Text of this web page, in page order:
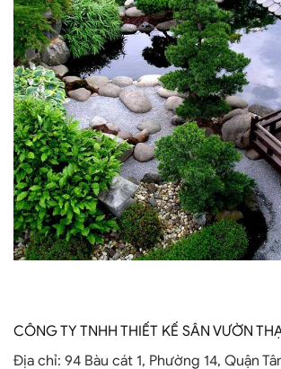
CÔNG TY TNHH THIẾT KẾ SÂN VƯỜN
Địa chỉ: 94 Bàu cát 1, Phường 14, Quận